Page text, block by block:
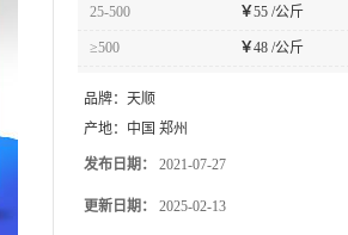
25-500 ￥55 /公斤
≥500 ￥48 /公斤
品牌： 天顺
产地： 中国 郑州
发布日期： 2021-07-27
更新日期： 2025-02-13